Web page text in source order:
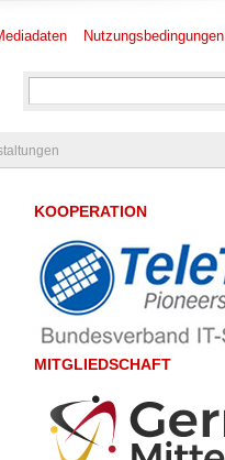
Nutzungsbedingungen
KOOPERATION
MITGLIEDSCHAFT